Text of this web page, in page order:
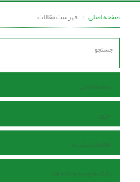
صفحه اصلی فهرست مقالات
صفحه اصلی
مرور
اطلاعات نشریه
بانک ها و نمایه نامه ها